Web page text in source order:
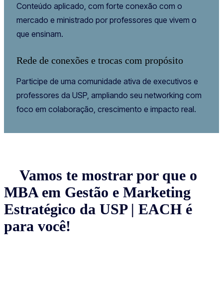
Conteúdo aplicado, com forte conexão com o
mercado e ministrado por professores que vivem o
que ensinam.
Rede de conexões e trocas com propósito
Participe de uma comunidade ativa de executivos e
professores da USP, ampliando seu networking com
foco em colaboração, crescimento e impacto real.
Vamos te mostrar por que o
MBA em Gestão e Marketing
Estratégico da USP | EACH é
para você!